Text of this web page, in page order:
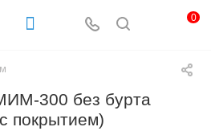
0
300 без бурта
покрытием)